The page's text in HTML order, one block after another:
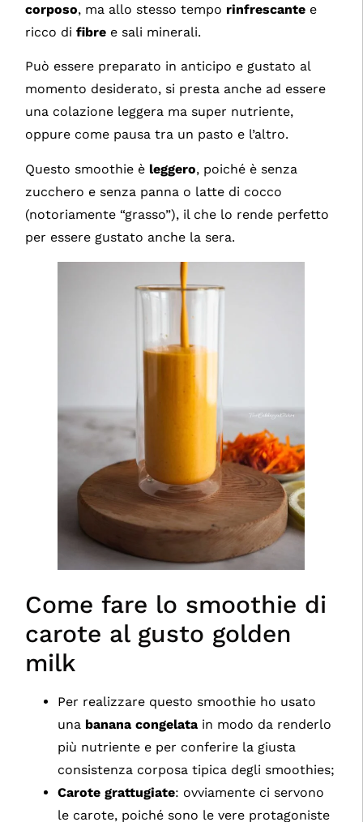
corposo, ma allo stesso tempo rinfrescante e
ricco difibre e sali minerali.
Può essere preparato in anticipo e gustato al
momento desiderato, si presta anche ad essere
una colazione leggera ma super nutriente,
oppure come pausa tra un pasto e l’altro.
Questo smoothie è leggero, poiché è senza
zucchero e senza panna o latte di cocco
(notoriamente “grasso”), il che lo rende perfetto
per essere gustato anche la sera.
Come fare lo smoothie di
carote al gusto golden
milk
Per realizzare questo smoothie ho usato
una banana congelata in modo da renderlo
più nutriente e per conferire la giusta
consistenza corposa tipica degli smoothies;
Carote grattugiate: ovviamente ci servono
le carote, poiché sono le vere protagoniste